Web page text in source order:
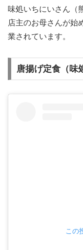
味処いちにいさん（
店主のお母さんが始
業されています。
唐揚げ定食（味
この